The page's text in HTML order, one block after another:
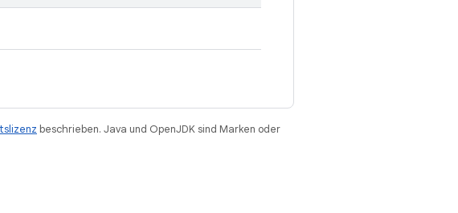
beschrieben. Java und OpenJDK sind Marken oder